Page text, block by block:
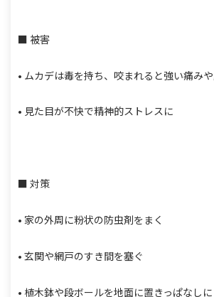
■ 被害
• ムカデは毒を持ち、咬まれると強い痛み
• 見た目が不快で精神的ストレスに
■ 対策
• 家の外周に粉状の防虫剤をまく
• 玄関や網戸のすき間を塞ぐ
• 植木鉢や段ボールを地面に置きっぱなし